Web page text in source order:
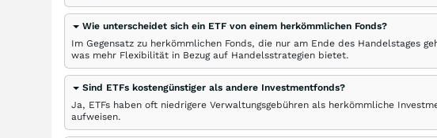
Wie unterscheidet sich ein ETF von einem herkömmlichen Fonds?
Im Gegensatz zu herkömmlichen Fonds, die nur am Ende des Handelstages
was mehr Flexibilität in Bezug auf Handelsstrategien bietet.
Sind ETFs kostengünstiger als andere Investmentfonds?
Ja, ETFs haben oft niedrigere Verwaltungsgebühren als herkömmliche
aufweisen.